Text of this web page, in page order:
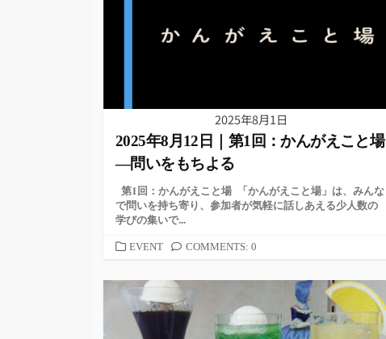
2025年8月1日
2025年8月12日｜第1回：かんがえこと場
—問いをもちよる
第1回：かんがえこと場 「かんがえこと場」は、みんな
で問いを持ち寄り、参加者が気軽に話しあえる少人数の
学びの集いで...
カ
ゴ
リ
ー
EVENT COMMENTS: 0